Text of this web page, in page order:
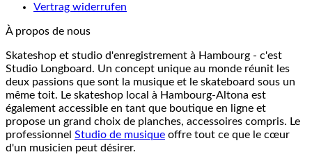
Vertrag widerrufen
À propos de nous
Skateshop et studio d'enregistrement à Hambourg - c'est
Studio Longboard. Un concept unique au monde réunit les
deux passions que sont la musique et le skateboard sous un
même toit. Le skateshop local à Hambourg-Altona est
également accessible en tant que boutique en ligne et
propose un grand choix de planches, accessoires compris. Le
professionnel Studio de musique offre tout ce que le cœur
d'un musicien peut désirer.